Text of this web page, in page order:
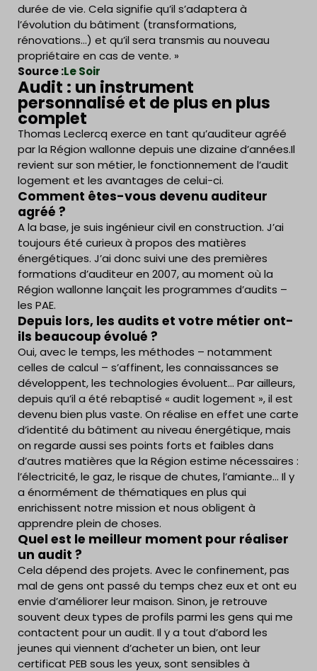
durée de vie. Cela signifie qu’il s’adaptera à
l’évolution du bâtiment (transformations,
rénovations…) et qu’il sera transmis au nouveau
propriétaire en cas de vente. »
Source :Le Soir
Audit : un instrument
personnalisé et de plus en plus
complet
Thomas Leclercq exerce en tant qu’auditeur agréé
par la Région wallonne depuis une dizaine d’années.Il
revient sur son métier, le fonctionnement de l’audit
logement et les avantages de celui-ci.
Comment êtes-vous devenu auditeur
agréé ?
A la base, je suis ingénieur civil en construction. J’ai
toujours été curieux à propos des matières
énergétiques. J’ai donc suivi une des premières
formations d’auditeur en 2007, au moment où la
Région wallonne lançait les programmes d’audits –
les PAE.
Depuis lors, les audits et votre métier ont-
ils beaucoup évolué ?
Oui, avec le temps, les méthodes – notamment
celles de calcul – s’affinent, les connaissances se
développent, les technologies évoluent… Par ailleurs,
depuis qu’il a été rebaptisé « audit logement », il est
devenu bien plus vaste. On réalise en effet une carte
d’identité du bâtiment au niveau énergétique, mais
on regarde aussi ses points forts et faibles dans
d’autres matières que la Région estime nécessaires :
l’électricité, le gaz, le risque de chutes, l’amiante… Il y
a énormément de thématiques en plus qui
enrichissent notre mission et nous obligent à
apprendre plein de choses.
Quel est le meilleur moment pour réaliser
un audit ?
Cela dépend des projets. Avec le confinement, pas
mal de gens ont passé du temps chez eux et ont eu
envie d’améliorer leur maison. Sinon, je retrouve
souvent deux types de profils parmi les gens qui me
contactent pour un audit. Il y a tout d’abord les
jeunes qui viennent d’acheter un bien, ont leur
certificat PEB sous les yeux, sont sensibles à